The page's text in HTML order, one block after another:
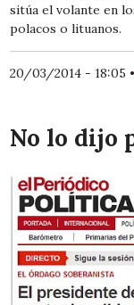
sitúa el volante en
polacos o lituanos.
20/03/2014 - 18:05 •
No lo dijo